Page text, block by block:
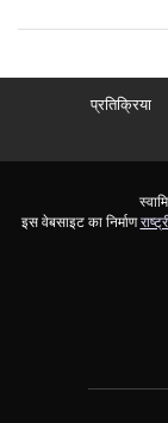
प्रतिक्रिया
इस वेबसाइट का निर्माण